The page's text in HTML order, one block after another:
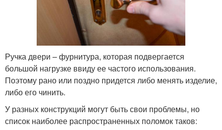
Ручка двери – фурнитура, которая подвергается
большой нагрузке ввиду ее частого использования.
Поэтому рано или поздно придется либо менять изделие,
либо его чинить.
У разных конструкций могут быть свои проблемы, но
список наиболее распространенных поломок таков: